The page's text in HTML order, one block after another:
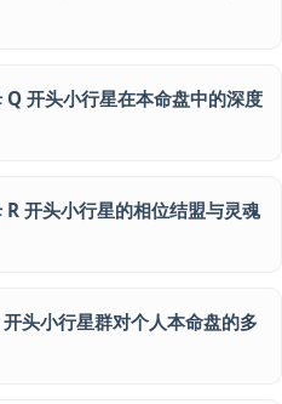
开头小行星在本命盘中的深度
开头小行星的相位结盟与灵魂
头小行星群对个人本命盘的多